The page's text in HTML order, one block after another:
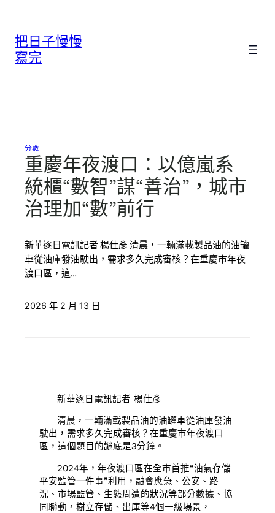
把日子慢慢
寫完
分數
重慶年夜渡口：以億嵐系
統櫃“數智”謀“善治”，城市
治理加“數”前行
新華逐日電訊記者 楊仕彥 清晨，一輛滿載製品油的油罐
車從油庫發油駛出，需求多久完成審核？在重慶市年夜
渡口區，這…
2026 年 2 月 13 日
新華逐日電訊記者 楊仕彥
清晨，一輛滿載製品油的油罐車從油庫發油
駛出，需求多久完成審核？在重慶市年夜渡口
區，這個題目的謎底是3分鐘。
2024年，年夜渡口區在全市首推“油氣存儲
平安監管一件事”利用，融會應急、公安、路
況、市場監管、生態周遭的狀況等部分數據、協
同聯動，樹立存儲、出庫等4個一級場景，